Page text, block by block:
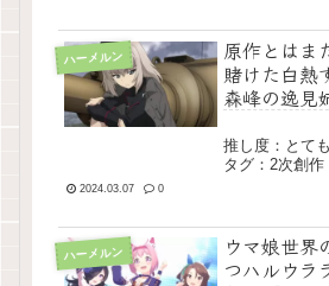
ハーメルン
原作とはま
賭けた白熱
森峰の逸見
推し度：とて
タグ：2次創
2024.03.07 0
ハーメルン
ウマ娘世界
つハルウラ